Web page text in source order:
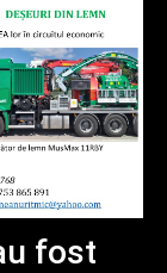
fost